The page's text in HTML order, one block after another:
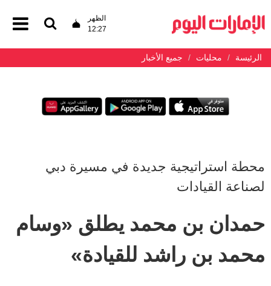
الظهر
12:27
الرئيسة محليات جميع الأخبار
محطة استراتيجية جديدة في مسيرة دبي
لصناعة القيادات
حمدان بن محمد يطلق «وسام
محمد بن راشد للقيادة»